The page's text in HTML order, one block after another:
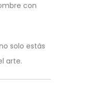
con
solo estás
arte.